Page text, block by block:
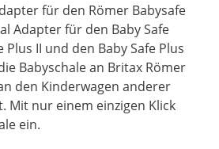
für den Römer Babysafe
Adapter für den Baby Safe
Plus II und den Baby Safe Plus
Babyschale an Britax Römer
den Kinderwagen anderer
Mit nur einem einzigen Klick
ein.